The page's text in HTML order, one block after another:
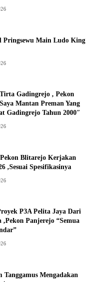
Pringsewu Main Ludo King
Gadingrejo , Pekon
Mantan Preman Yang
Gadingrejo Tahun 2000″
Blitarejo Kerjakan
,Sesuai Spesifikasinya
P3A Pelita Jaya Dari
Panjerejo “Semua
Tanggamus Mengadakan